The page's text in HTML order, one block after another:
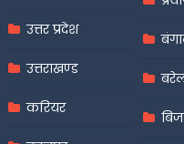
उत्तर प्रदेश
उत्तराखण्ड
करियर